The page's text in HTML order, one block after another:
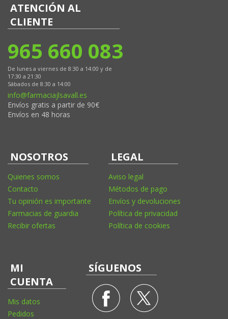
ATENCIÓN AL
CLIENTE
965 660 083
De lunes a viernes de 8:30 a 14:00 y de
17:30 a 21:30
Sábados de 8:30 a 14:00
info@farmaciajlsavall.es
Envíos gratis a partir de 90€
Envíos en 48 horas
NOSOTROS
Quienes somos
Contacto
Tu opinión es importante
Farmacias de guardia
Recibir ofertas
LEGAL
Aviso legal
Métodos de pago
Envíos y devoluciones
Política de privacidad
Política de cookies
MI
CUENTA
Mis datos
Pedidos
SÍGUENOS